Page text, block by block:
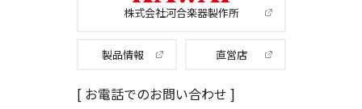
株式会社河合楽器製作所
製品情報 直営店
[ お電話でのお問い合わせ ]